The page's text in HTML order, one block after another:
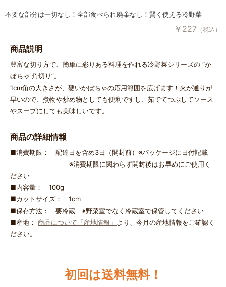
不要な部分は一切なし！全部食べられ廃棄なし！賢く使える冷野菜
￥ 227 （税込）
商品説明
豊富な切り方で、簡単に彩りある料理を作れる冷野菜シリーズの “か
ぼちゃ 角切り”。
1cm角の大きさが、硬いかぼちゃの応用範囲を広げます！火が通りが
早いので、煮物や炒め物としても便利ですし、茹でてつぶしてソース
やスープにしても美味しいです。
商品の詳細情報
■消費期限： 配達日を含め3日（開封前）※パッケージに日付記載
※消費期限に関わらず開封後はお早めにご使用く
ださい
■内容量： 100g
■カットサイズ： 1cm
■保存方法： 要冷蔵 ※野菜室でなく冷蔵室で保管してください
■産地： 商品について「産地情報」 より、今月の産地情報をご確認く
ださい。
初回は送料無料！